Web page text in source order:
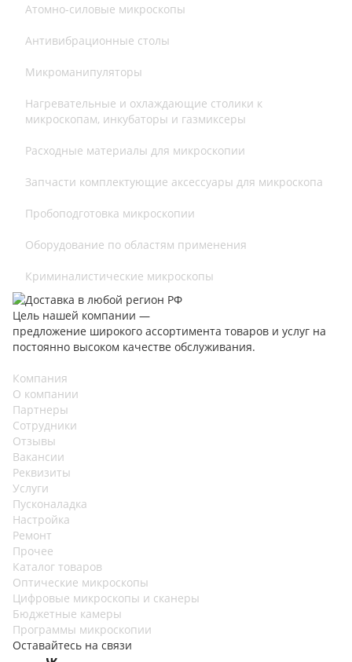
Атомно-силовые микроскопы
Антивибрационные столы
Микроманипуляторы
Нагревательные и охлаждающие столики к
микроскопам, инкубаторы и газмиксеры
Расходные материалы для микроскопии
Запчасти комплектующие аксессуары для микроскопа
Пробоподготовка микроскопии
Оборудование по областям применения
Криминалистические микроскопы
Цель нашей компании —
предложение широкого ассортимента товаров и услуг на
постоянно высоком качестве обслуживания.
Компания
О компании
Партнеры
Сотрудники
Отзывы
Вакансии
Реквизиты
Услуги
Пусконаладка
Настройка
Ремонт
Прочее
Каталог товаров
Оптические микроскопы
Цифровые микроскопы и сканеры
Бюджетные камеры
Программы микроскопии
Оставайтесь на связи